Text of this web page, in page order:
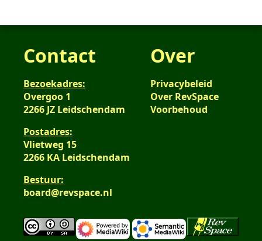
Contact
Bezoekadres:
Overgoo 1
2266 JZ Leidschendam
Postadres:
Vlietweg 15
2266 KA Leidschendam
Bestuur:
board@revspace.nl
Over
Privacybeleid
Over RevSpace
Voorbehoud